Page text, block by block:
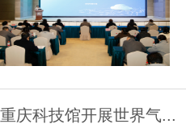
重庆科技馆开展世界气...